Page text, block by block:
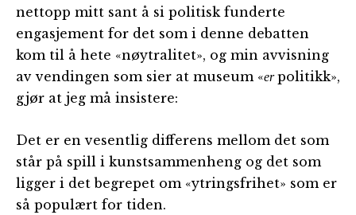
nettopp mitt sant å si politisk funderte
engasjement for det som i denne debatten
kom til å hete «nøytralitet», og min avvisning
av vendingen som sier at museum «erpolitikk»,
gjør at jeg må insistere:
Det er en vesentlig differens mellom det som
står på spill i kunstsammenheng og det som
ligger i det begrepet om «ytringsfrihet» som er
så populært for tiden.